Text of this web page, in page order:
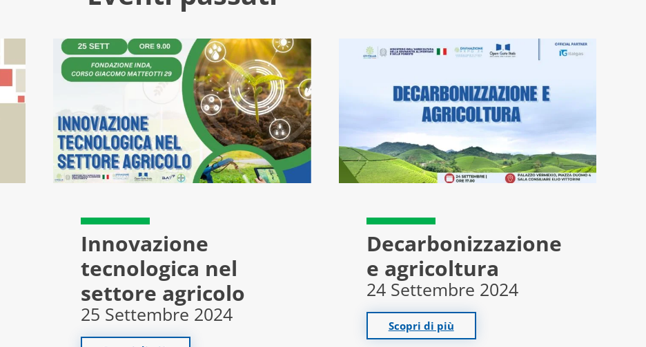
Innovazione
tecnologica nel
settore agricolo
25 Settembre 2024
Decarbonizzazione
e agricoltura
24 Settembre 2024
Scopri di più